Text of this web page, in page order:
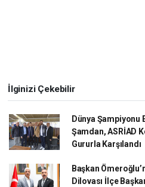
İlginizi Çekebilir
Dünya Şampiyonu
Şamdan, ASRİAD
Gururla Karşılandı
Başkan
Dilovası İlçe